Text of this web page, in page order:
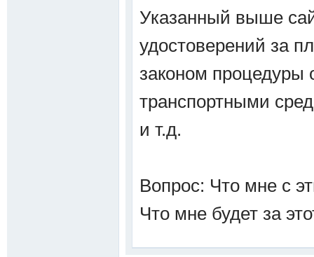
Указанный выше
удостоверений за
законом процедуры
транспортными
и т.д.
Вопрос: Что мне с
Что мне будет за